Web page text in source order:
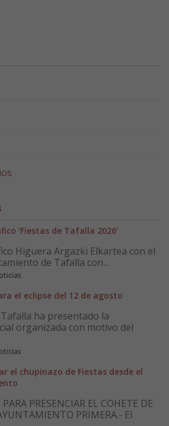
‘Fiestas de Tafalla 2026’
Higuera Argazki Elkartea con el
de Tafalla con...
el eclipse del 12 de agosto
ha presentado la
organizada con motivo del
el chupinazo de Fiestas desde el
PRESENCIAR EL COHETE DE
PRIMERA.- El